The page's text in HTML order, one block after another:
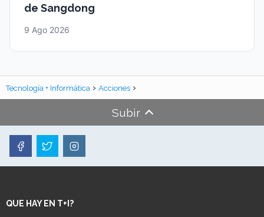
de Sangdong
9 Ago 2026
Tecnología + Informática Acciones
Subir
QUE HAY EN T+I?